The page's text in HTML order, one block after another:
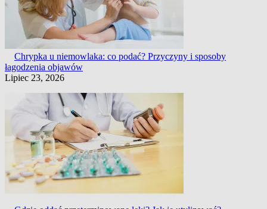
Chrypka u niemowlaka: co podać? Przyczyny i sposoby
łagodzenia objawów
Lipiec 23, 2026